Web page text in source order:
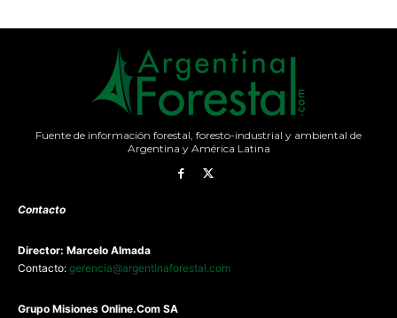
Fuente de información forestal, foresto-industrial y ambiental de
Argentina y América Latina
Contacto
Director: Marcelo Almada
Contacto: gerencia@argentinaforestal.com
Grupo Misiones Online.Com SA